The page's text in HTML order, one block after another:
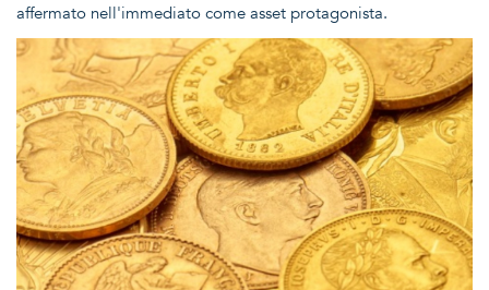
affermato nell'immediato come asset protagonista.